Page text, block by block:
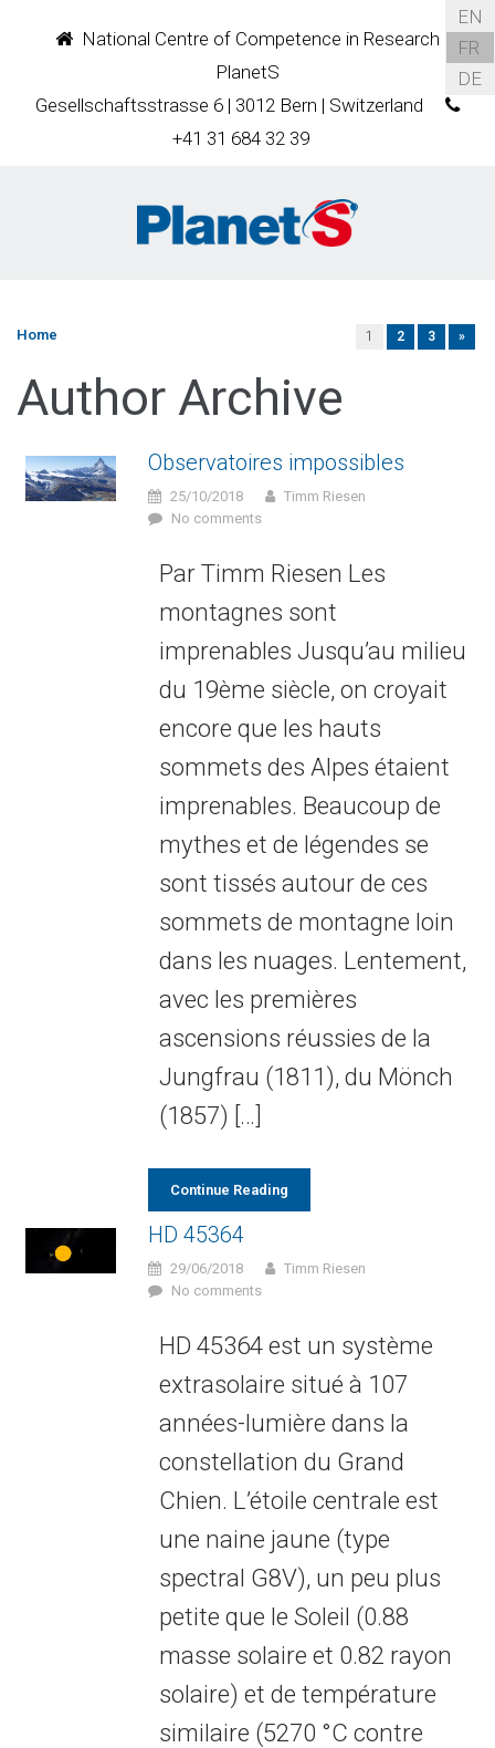
National Centre of Competence in Research
PlanetS
Gesellschaftsstrasse 6 | 3012 Bern | Switzerland
+41 31 684 32 39
EN
FR
DE
1 2 3 »
Home
Author Archive
Observatoires impossibles
25/10/2018
Timm Riesen
No comments
Par Timm Riesen Les
montagnes sont
imprenables Jusqu’au milieu
du 19ème siècle, on croyait
encore que les hauts
sommets des Alpes étaient
imprenables. Beaucoup de
mythes et de légendes se
sont tissés autour de ces
sommets de montagne loin
dans les nuages. Lentement,
avec les premières
ascensions réussies de la
Jungfrau (1811), du Mönch
(1857) […]
Continue Reading
HD 45364
29/06/2018
Timm Riesen
No comments
HD 45364 est un système
extrasolaire situé à 107
années-lumière dans la
constellation du Grand
Chien. L’étoile centrale est
une naine jaune (type
spectral G8V), un peu plus
petite que le Soleil (0.88
masse solaire et 0.82 rayon
solaire) et de température
similaire (5270 °C contre